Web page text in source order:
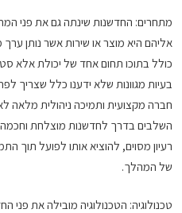
מתחרים: החדשנות שינתה גם את פני
אליהם היא מוצר או שירות אשר נותן ערך
כולל בתוכו תחום אחד של יכולת אלא סט
בעיות מגוונות שלא ידענו כלל שצריך
חברה מקצועית ותמיכה ניהולית מלאה
השלבים בדרך לחדשנות מוצלחת
רעיון מסוים, להוציא אותו לפועל תוך
של המהלך.
טכנולוגיה: הטכנולוגיה מובילה את פני